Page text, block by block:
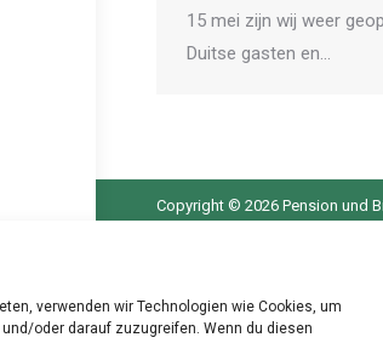
verwenden wir Technologien wie Cookies, um
oder darauf zuzugreifen. Wenn du diesen
15 mei zijn wij weer
Duitse gasten en…
Copyright © 2026 Pension und